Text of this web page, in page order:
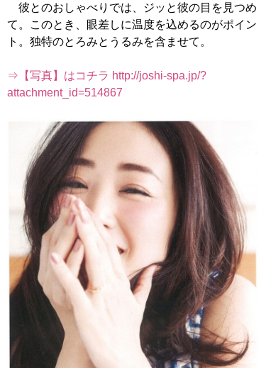
彼とのおしゃべりでは、ジッと彼の目を見つめ
て。このとき、眼差しに温度を込めるのがポイン
ト。独特のとろみとうるみを含ませて。
⇒【写真】はコチラ http://joshi-spa.jp/?
attachment_id=514867